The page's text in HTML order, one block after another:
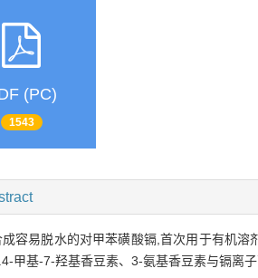
(PC)
1543
成容易脱水的对甲苯磺酸镉,首次用于有机
甲基-7-羟基香豆素、3-氨基香豆素与镉离